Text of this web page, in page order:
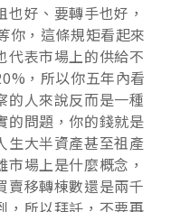
好、要轉手也好，
你，這條規矩看起來
代表市場上的供給不
，所以你五年內看
的人來說反而是一種
的問題，你的錢就是
生大半資產甚至祖產
場上是什麼概念，
賣移轉棟數還是兩千
，所以拜託，不要再